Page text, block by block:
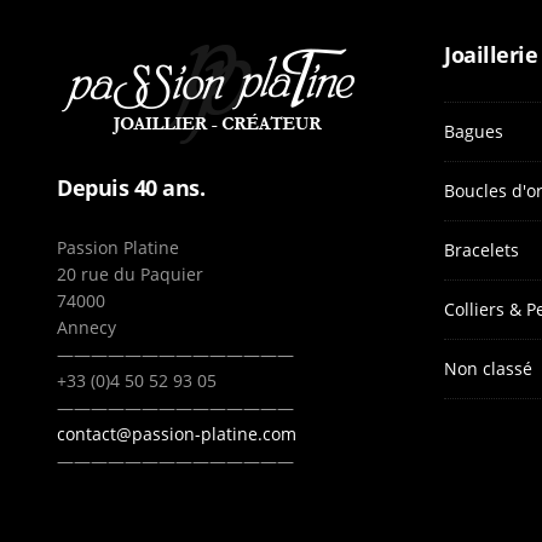
Depuis 40 ans.
Passion Platine
20 rue du Paquier
74000
Annecy
——————————————
+33 (0)4 50 52 93 05
——————————————
contact@passion-platine.com
——————————————
Joaillerie
Bagues
Boucles
Bracelets
Colliers &
Non classé